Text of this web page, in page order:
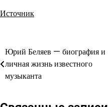
Источник
Навигация
по
записям
Юрий Беляев — биография и
личная жизнь известного
музыканта